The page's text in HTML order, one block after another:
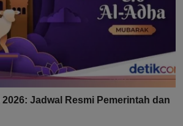
Jadwal Resmi Pemerintah dan